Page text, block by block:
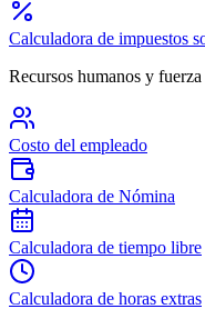
Calculadora de impuestos
Recursos humanos y
Costo del empleado
Calculadora de Nómina
Calculadora de tiempo libre
Calculadora de horas extras